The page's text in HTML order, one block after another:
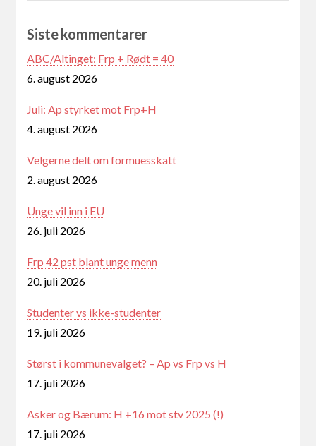
Siste kommentarer
ABC/Altinget: Frp + Rødt = 40
6. august 2026
Juli: Ap styrket mot Frp+H
4. august 2026
Velgerne delt om formuesskatt
2. august 2026
Unge vil inn i EU
26. juli 2026
Frp 42 pst blant unge menn
20. juli 2026
Studenter vs ikke-studenter
19. juli 2026
Størst i kommunevalget? – Ap vs Frp vs H
17. juli 2026
Asker og Bærum: H +16 mot stv 2025 (!)
17. juli 2026